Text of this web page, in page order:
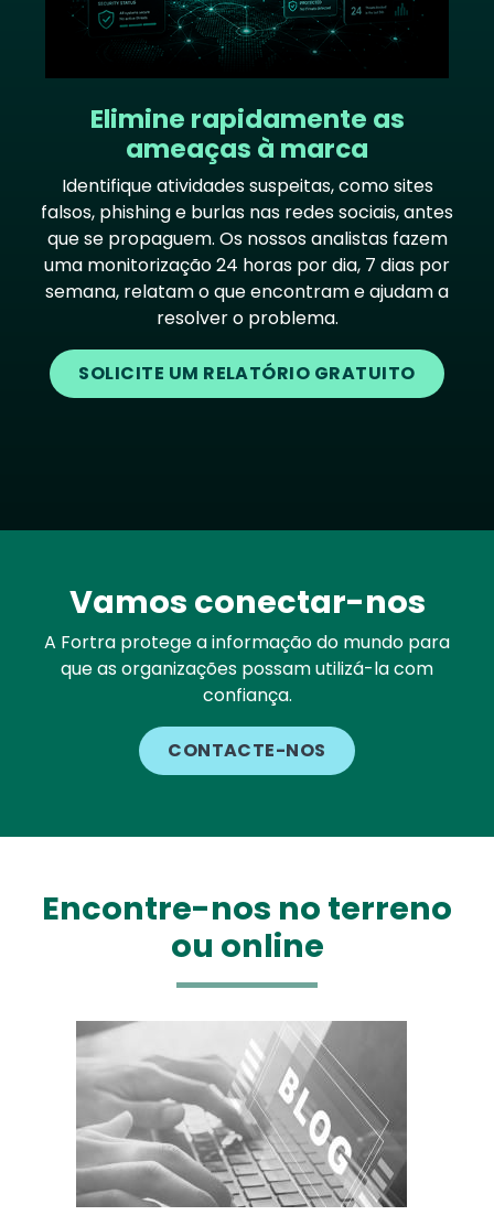
Elimine rapidamente as
ameaças à marca
Identifique atividades suspeitas, como sites
falsos, phishing e burlas nas redes sociais, antes
que se propaguem. Os nossos analistas fazem
uma monitorização 24 horas por dia, 7 dias por
semana, relatam o que encontram e ajudam a
resolver o problema.
SOLICITE UM RELATÓRIO GRATUITO
Vamos conectar-nos
A Fortra protege a informação do mundo para
que as organizações possam utilizá-la com
confiança.
CONTACTE-NOS
Encontre-nos no terreno
ou online